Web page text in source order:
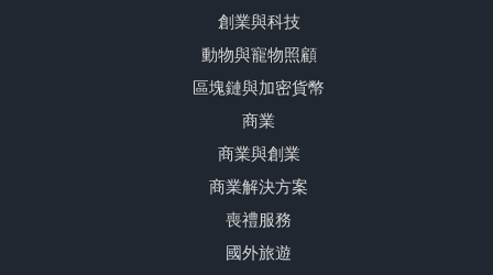
創業與科技
動物與寵物照顧
區塊鏈與加密貨幣
商業
商業與創業
商業解決方案
喪禮服務
國外旅遊